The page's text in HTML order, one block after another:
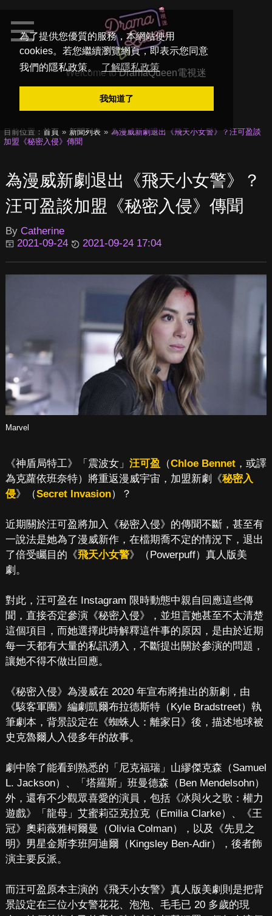
為了提供您優質的服務，本網站使用
cookies。若您繼續瀏覽網頁，即表示您同意
我們的隱私政策。
了解隱私政策
我知道了
Welcome toDramaQueen電視迷
目前位置： 首頁 新聞列表
為漫威新劇退出《飛天小女警》？汪可盈談
加盟《秘密入侵》傳聞
為漫威新劇退出《飛天小女警》？
汪可盈談加盟《秘密入侵》傳聞
By Catherine
2021-09-24
2021-09-24 17:04
Marvel
《神盾局特工》「震波女」 汪可盈 （Chloe Bennet，或譯
為克蘿依班奈特）將重返漫威宇宙，加盟新劇《秘密入
侵》（Secret Invasion）？
近期關於汪可盈將加入《秘密入侵》的傳聞不斷，甚至有
一說法是她為了漫威新作，在檔期喬不定的情況下，退出
了倍受矚目的《飛天小女警》（Powerpuff）真人版美
劇。
對此，汪可盈在 Instagram 限時動態中親自回應這些傳
聞，直接否定參演《秘密入侵》，並坦言她甚至不太清楚
這個項目，而她選擇此時解釋這件事的原因，是由於近期
每一天都有大量的私訊湧入，不斷提出關於參演的問題，
讓她不得不做出回應。
《秘密入侵》為漫威在 2020 年宣布將推出的新劇，由
《駭客軍團》編劇凱爾布拉德斯特（Kyle Bradstreet）執
筆劇本，背景設定在《蜘蛛人：離家日》後，描述地球被
史克魯爾人入侵多年的故事。
劇中除了能看到熟悉的「尼克福瑞」山繆傑克森（Samuel
L. Jackson）、「塔羅斯」班曼德森（Ben Mendelsohn）
外，還有不少觀眾喜愛的演員，包括《冰與火之歌：權力
遊戲》「龍母」艾蜜莉亞克拉克（Emilia Clarke）、《王
冠》奧莉薇雅柯爾曼（Olivia Colman），以及《先見之
明》男星金斯李班阿迪爾（Kingsley Ben-Adir），後者飾
演主要反派。
而汪可盈原本主演的《飛天小女警》真人版美劇則是把背
景設定在三位小女警花花、泡泡、毛毛已 20 多歲的現